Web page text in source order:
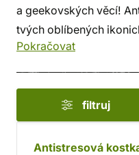
a geekovských věcí!
tvých oblíbených
oblíbené postavy, loga
a užívat si úlevu od
Pokračovat
filtruj
Antistresová